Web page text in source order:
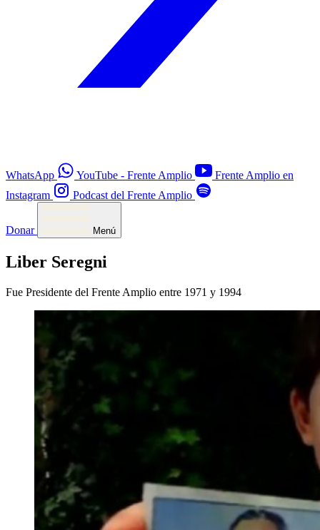
WhatsApp YouTube - Frente Amplio
Frente Amplio en
Instagram
Podcast del Frente Amplio
Donar Menú
Liber Seregni
Fue Presidente del Frente Amplio entre 1971 y 1994